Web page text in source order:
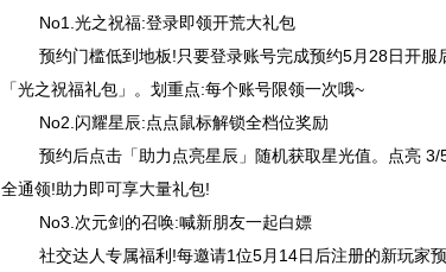
No1.光之祝福:登录即领开荒大礼包
预约门槛低到地板!只要登录账号完成预约5月28日开
「光之祝福礼包」。划重点:每个账号限领一次哦~
No2.闪耀星辰:点点鼠标解锁全档位奖励
预约后点击「助力点亮星辰」随机获取星光值。点亮
全通领!助力即可享大量礼包!
No3.次元剑的召唤:喊新朋友一起白嫖
社交达人专属福利!每邀请1位5月14日后注册的新玩家